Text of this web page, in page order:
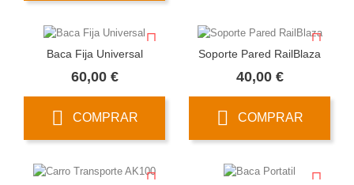
Baca Fija Universal
60,00 €Precio
COMPRAR
Soporte Pared RailBlaza
40,00 €Precio
COMPRAR